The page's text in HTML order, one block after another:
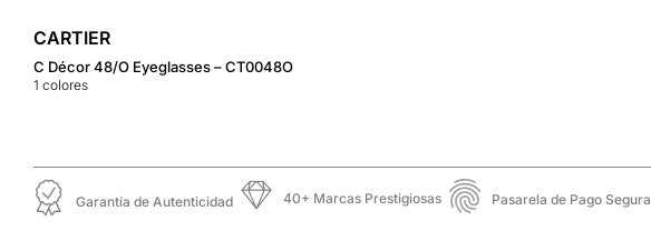
CARTIER
C Décor 48/O Eyeglasses – CT0048O
1 colores
Garantía de Autenticidad 40+ Marcas Prestigiosas Pasarela de Pago Segura